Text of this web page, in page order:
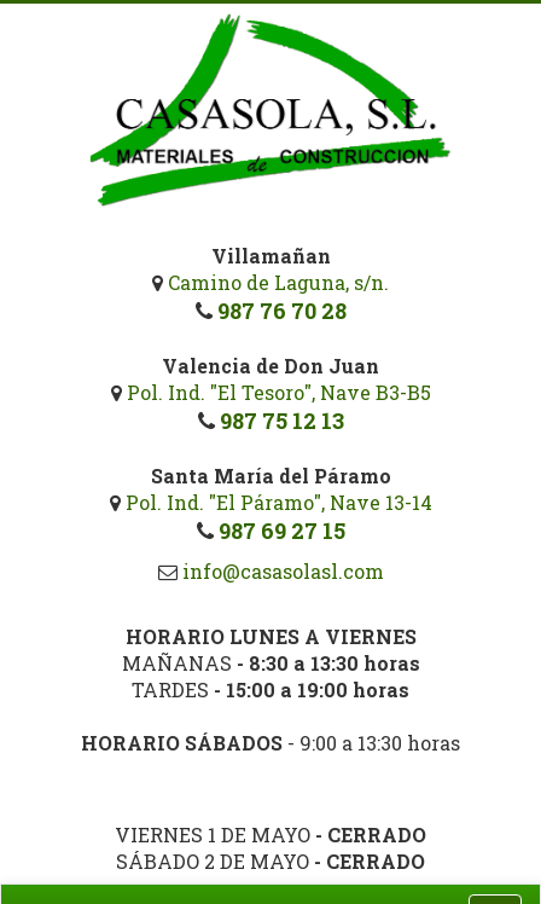
Villamañan
Camino de Laguna, s/n.
987 76 70 28
Valencia de Don Juan
Pol. Ind. "El Tesoro", Nave B3-B5
987 75 12 13
Santa María del Páramo
Pol. Ind. "El Páramo", Nave 13-14
987 69 27 15
info@casasolasl.com
HORARIO LUNES A VIERNES
MAÑANAS - 8:30 a 13:30 horas
TARDES - 15:00 a 19:00 horas
HORARIO SÁBADOS - 9:00 a 13:30 horas
VIERNES 1 DE MAYO - CERRADO
SÁBADO 2 DE MAYO - CERRADO